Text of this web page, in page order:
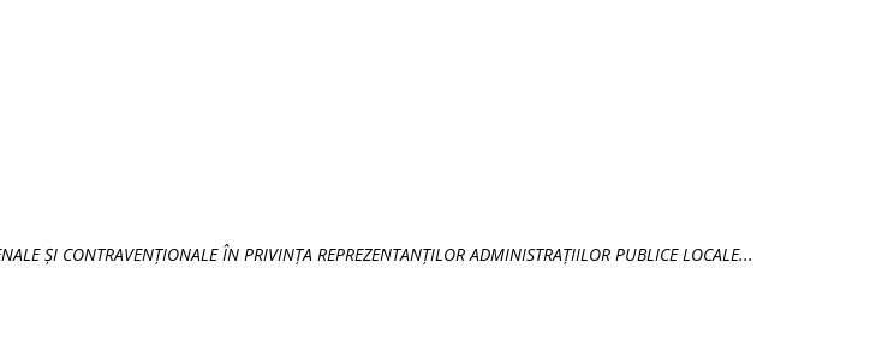
ȘI CONTRAVENȚIONALE ÎN PRIVINȚA REPREZENTANȚILOR ADMINISTRAȚIILOR PUBLICE LOCALE...